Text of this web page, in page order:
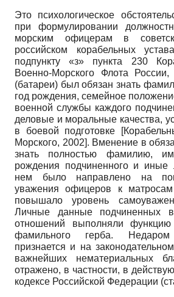
Это психологическое
при формулировании
морским офицерам в
российском корабельных
подпункту «з» пункта 230
Военно-Морского Флота
(батареи) был обязан знать
год рождения, семейное
военной службы каждого
деловые и моральные качества,
в боевой подготовке
[
Морского, 2002]. Вменение в
знать полностью фамилию,
рождения подчиненного и
нем было направлено на
уважения офицеров к
повышало уровень
Личные данные подчиненных
отношений выполняли функцию
фамильного герба.
признается и на
важнейших нематериальных
отражено, в частности, в
кодексе Российской Федерации